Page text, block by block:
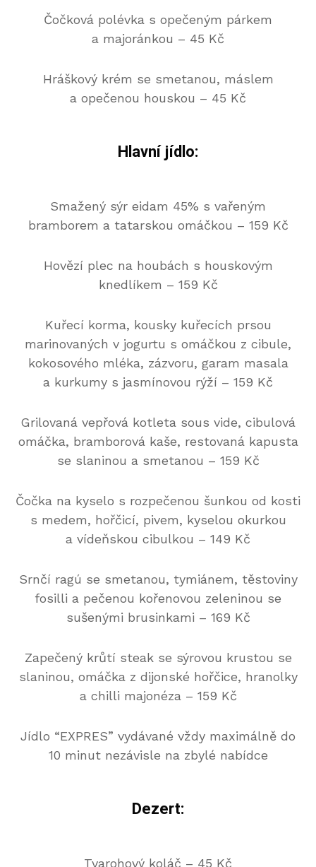
Čočková polévka s opečeným párkem
a majoránkou – 45 Kč
Hráškový krém se smetanou, máslem
a opečenou houskou – 45 Kč
Hlavní jídlo:
Smažený sýr eidam 45% s vařeným
bramborem a tatarskou omáčkou – 159 Kč
Hovězí plec na houbách s houskovým
knedlíkem – 159 Kč
Kuřecí korma, kousky kuřecích prsou
marinovaných v jogurtu s omáčkou z cibule,
kokosového mléka, zázvoru, garam masala
a kurkumy s jasmínovou rýží – 159 Kč
Grilovaná vepřová kotleta sous vide, cibulová
omáčka, bramborová kaše, restovaná kapusta
se slaninou a smetanou – 159 Kč
Čočka na kyselo s rozpečenou šunkou od kosti
s medem, hořčicí, pivem, kyselou okurkou
a vídeňskou cibulkou – 149 Kč
Srnčí ragú se smetanou, tymiánem, těstoviny
fosilli a pečenou kořenovou zeleninou se
sušenými brusinkami – 169 Kč
Zapečený krůtí steak se sýrovou krustou se
slaninou, omáčka z dijonské hořčice, hranolky
a chilli majonéza – 159 Kč
Jídlo “EXPRES” vydávané vždy maximálně do
10 minut nezávisle na zbylé nabídce
Dezert:
Tvarohový koláč – 45 Kč